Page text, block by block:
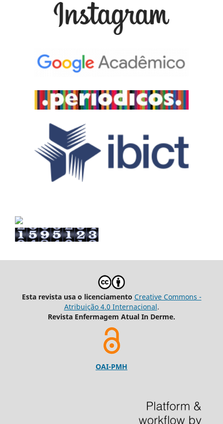
Esta revista usa o licenciamento Creative Commons -
Atribuição 4.0 Internacional.
Revista Enfermagem Atual In Derme.
OAI-PMH